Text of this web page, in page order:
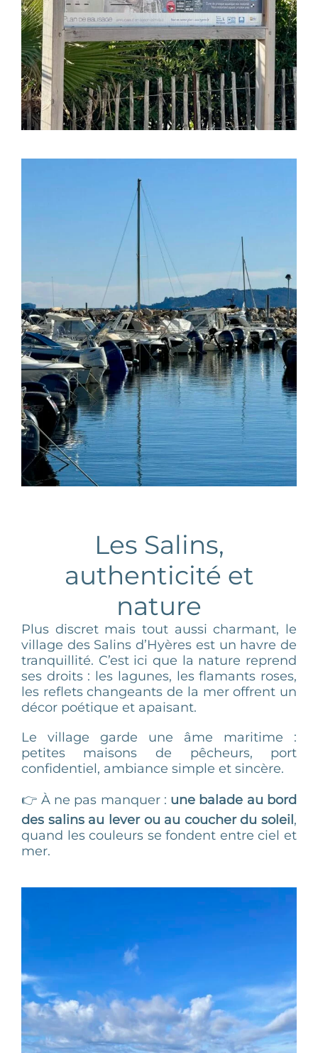
Les Salins,
authenticité et
nature
Plus discret mais tout aussi charmant, le
village des Salins d’Hyères est un havre de
tranquillité. C’est ici que la nature reprend
ses droits : les lagunes, les flamants roses,
les reflets changeants de la mer offrent un
décor poétique et apaisant.
Le village garde une âme maritime :
petites maisons de pêcheurs, port
confidentiel, ambiance simple et sincère.
👉 À ne pas manquer : une balade au bord
des salins au lever ou au coucher du soleil,
quand les couleurs se fondent entre ciel et
mer.